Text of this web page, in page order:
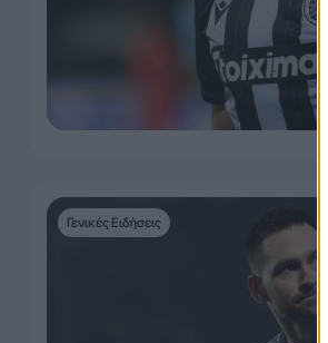
Γενικές Ειδήσεις